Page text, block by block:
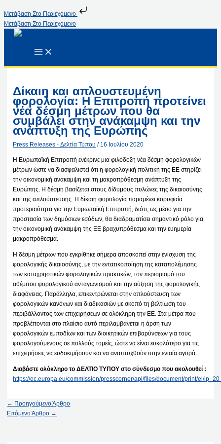
Μετάβαση Στο Περιεχόμενο
Μετάβαση Στο Περιεχόμενο
Δίκαιη και απλουστευμένη
φορολογία: Η Επιτροπή προτείνει
νέα δέσμη μέτρων που θα
συμβάλει στην ανάκαμψη και την
ανάπτυξη της Ευρώπης
Press Releases - Δελτία Τύπου / 16 Ιουλίου 2020
Η Ευρωπαϊκή Επιτροπή ενέκρινε μια φιλόδοξη νέα δέσμη φορολογικών
μέτρων ώστε να διασφαλιστεί ότι η φορολογική πολιτική της ΕΕ στηρίζει
την οικονομική ανάκαμψη και τη μακροπρόθεσμη ανάπτυξη της
Ευρώπης. Η δέσμη βασίζεται στους δίδυμους πυλώνες της δικαιοσύνης
και της απλούστευσης. Η δίκαιη φορολογία παραμένει κορυφαία
προτεραιότητα για την Ευρωπαϊκή Επιτροπή, διότι, ως μέσο για την
προστασία των δημόσιων εσόδων, θα διαδραματίσει σημαντικό ρόλο για
την οικονομική ανάκαμψη της ΕΕ βραχυπρόθεσμα και την ευημερία
μακροπρόθεσμα.
Η δέσμη μέτρων που εγκρίθηκε σήμερα αποσκοπεί στην ενίσχυση της
φορολογικής δικαιοσύνης, με την εντατικοποίηση της καταπολέμησης
των καταχρηστικών φορολογικών πρακτικών, τον περιορισμό του
αθέμιτου φορολογικού ανταγωνισμού και την αύξηση της φορολογικής
διαφάνειας. Παράλληλα, επικεντρώνεται στην απλούστευση των
φορολογικών κανόνων και διαδικασιών με σκοπό τη βελτίωση του
περιβάλλοντος των επιχειρήσεων σε ολόκληρη την ΕΕ. Στα μέτρα που
προβλέπονται στο πλαίσιο αυτό περιλαμβάνεται η άρση των
φορολογικών εμποδίων και των διοικητικών επιβαρύνσεων για τους
φορολογούμενους σε πολλούς τομείς, ώστε να είναι ευκολότερο για τις
επιχειρήσεις να ευδοκιμήσουν και να αναπτυχθούν στην ενιαία αγορά.
Διαβάστε ολόκληρο το ΔΕΛΤΙΟ ΤΥΠΟΥ στο σύνδεσμο που ακολουθεί :
https://ec.europa.eu/commission/presscorner/api/files/document/print/el/
← Προηγούμενο Άρθρο
Επόμενο Άρθρο →